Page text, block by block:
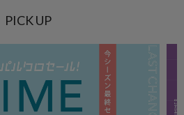
PICK UP